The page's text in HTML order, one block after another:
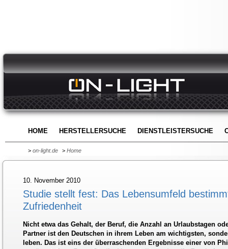
HOME HERSTELLERSUCHE DIENSTLEISTERSUCHE
> on-light.de > Home
10. November 2010
Studie stellt fest: Das Lebensumfeld
Zufriedenheit
Nicht etwa das Gehalt, der Beruf, die Anzahl an Urlaubstagen
Partner ist den Deutschen in ihrem Leben am wichtigsten,
leben. Das ist eins der überraschenden Ergebnisse einer von